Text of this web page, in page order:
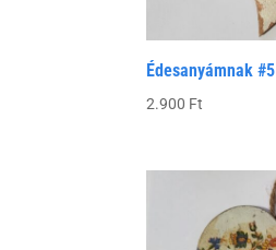
Édesanyámnak #5
2.900 Ft